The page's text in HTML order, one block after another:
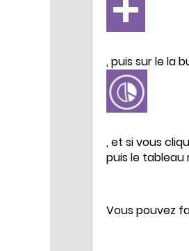
, puis sur le la
, et si vous
puis le
Vous pouvez